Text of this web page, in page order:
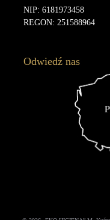
NIP: 6181973458
REGON: 251588964
Odwiedź nas